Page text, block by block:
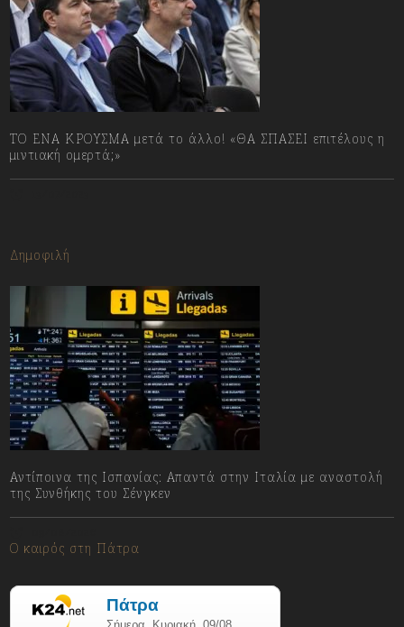
ΤΟ ΕΝΑ ΚΡΟΥΣΜΑ μετά το άλλο! «ΘΑ ΣΠΑΣΕΙ επιτέλους η
μιντιακή ομερτά;»
Δημοφιλή
Αντίποινα της Ισπανίας: Απαντά στην Ιταλία με αναστολή
της Συνθήκης του Σένγκεν
Ο καιρός στη Πάτρα